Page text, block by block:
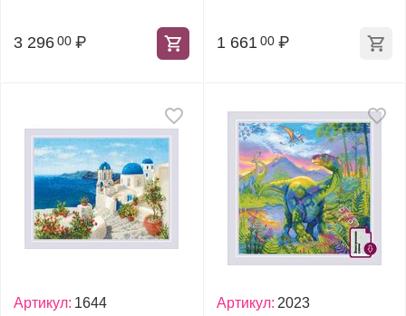
3 296 00 ₽ 1 661 00 ₽
Артикул: 1644
Артикул: 2023